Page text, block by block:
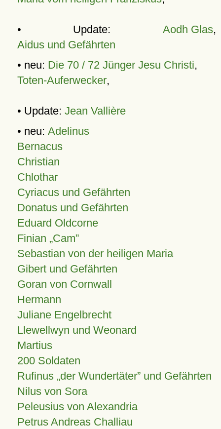
• Update: Aodh Glas,
Aidus und Gefährten
• neu: Die 70 / 72 Jünger Jesu Christi,
Toten-Auferwecker,
• Update: Jean Vallière
• neu: Adelinus
Bernacus
Christian
Chlothar
Cyriacus und Gefährten
Donatus und Gefährten
Eduard Oldcorne
Finian Cam
Sebastian von der heiligen Maria
Gibert und Gefährten
Goran von Cornwall
Hermann
Juliane Engelbrecht
Llewellwyn und Weonard
Martius
200 Soldaten
Rufinus „der Wundertäter” und Gefährten
Nilus von Sora
Peleusius von Alexandria
Petrus Andreas Challiau